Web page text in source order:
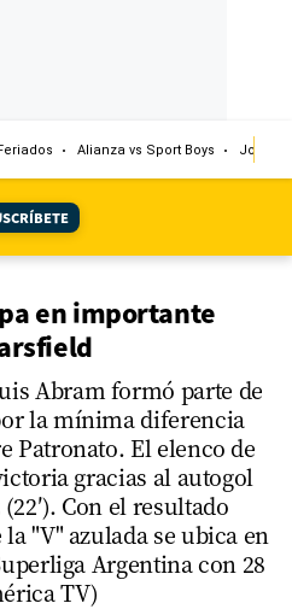
Alianza vs Sport Boys Jorge
en importante
Abram formó parte de
la mínima diferencia
Patronato. El elenco de
gracias al autogol
Con el resultado
"V" azulada se ubica en
Argentina con 28
TV)